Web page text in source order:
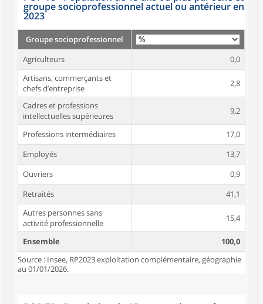
groupe socioprofessionnel actuel ou antérieur en
2023
Groupe socioprofessionnel
Agriculteurs
0,0
Artisans, commerçants et
chefs d’entreprise
2,8
Cadres et professions
intellectuelles supérieures
9,2
Professions intermédiaires
17,0
Employés
13,7
Ouvriers
0,9
Retraités
41,1
Autres personnes sans
activité professionnelle
15,4
Ensemble
100,0
Source : Insee, RP2023 exploitation complémentaire, géographie
au 01/01/2026.